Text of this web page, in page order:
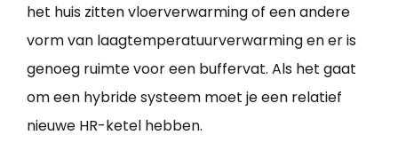
het huis zitten vloerverwarming of een andere
vorm van laagtemperatuurverwarming en er is
genoeg ruimte voor een buffervat. Als het gaat
om een hybride systeem moet je een relatief
nieuwe HR-ketel hebben.